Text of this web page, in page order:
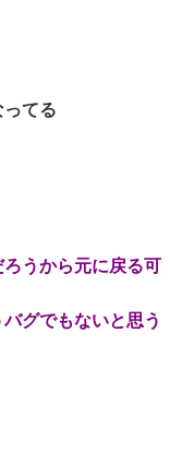
てる
うから元に戻る可
グでもないと思う